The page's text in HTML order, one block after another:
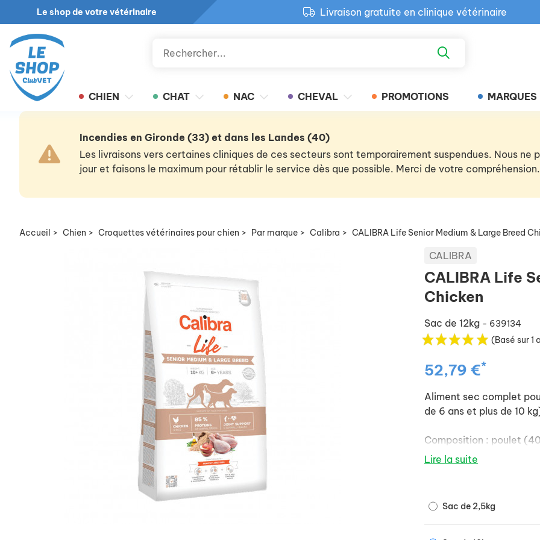
Le shop de votre vétérinaire
Livraison gratuite en clinique vétérinaire
Retour produit gratuit en clinique
CHIEN CHAT NAC CHEVAL PROMOTIONS MARQUES
Incendies en Gironde (33) et dans les Landes (40)
Les livraisons vers certaines cliniques de ces secteurs sont temporairement suspendues. Nous ne
jour et faisons le maximum pour rétablir le service dès que possible. Merci de votre compréhension.
Accueil > Chien > Croquettes vétérinaires pour chien > Par marque > Calibra > CALIBRA Life Senior Medium & Large Breed
CALIBRA
CALIBRA Life
Chicken
Sac de 12kg - 639134
(Basé sur 1
52,79 €*
Aliment sec complet
de 6 ans et plus de 10
Composition : poulet
déshydratée (6 %),
oligosaccharides 70
Lire la suite
Sac de 2,5kg